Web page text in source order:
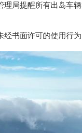
提醒所有出岛车辆
书面许可的使用行